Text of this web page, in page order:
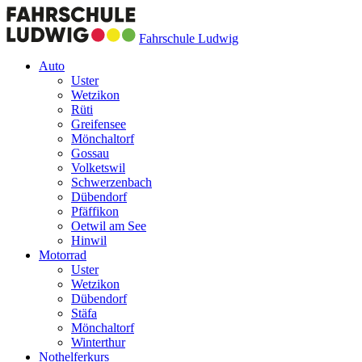
Fahrschule Ludwig
Auto
Uster
Wetzikon
Rüti
Greifensee
Mönchaltorf
Gossau
Volketswil
Schwerzenbach
Dübendorf
Pfäffikon
Oetwil am See
Hinwil
Motorrad
Uster
Wetzikon
Dübendorf
Stäfa
Mönchaltorf
Winterthur
Nothelferkurs